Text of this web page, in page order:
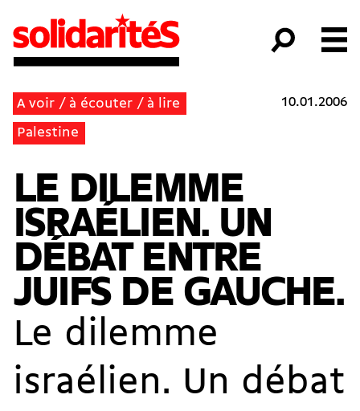
A voir / à écouter / à lire
Palestine
10.01.2006
LE DILEMME
ISRAÉLIEN. UN
DÉBAT ENTRE
JUIFS DE GAUCHE.
Le dilemme
israélien. Un débat